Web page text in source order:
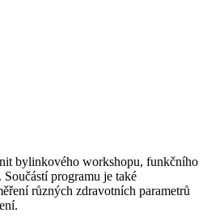
bylinkového workshopu, funkčního
programu je také
různých zdravotních parametrů